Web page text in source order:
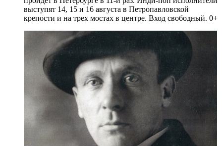
выступят 14, 15 и 16 августа в Петропавловской
крепости и на трех мостах в центре. Вход свободный. 0+